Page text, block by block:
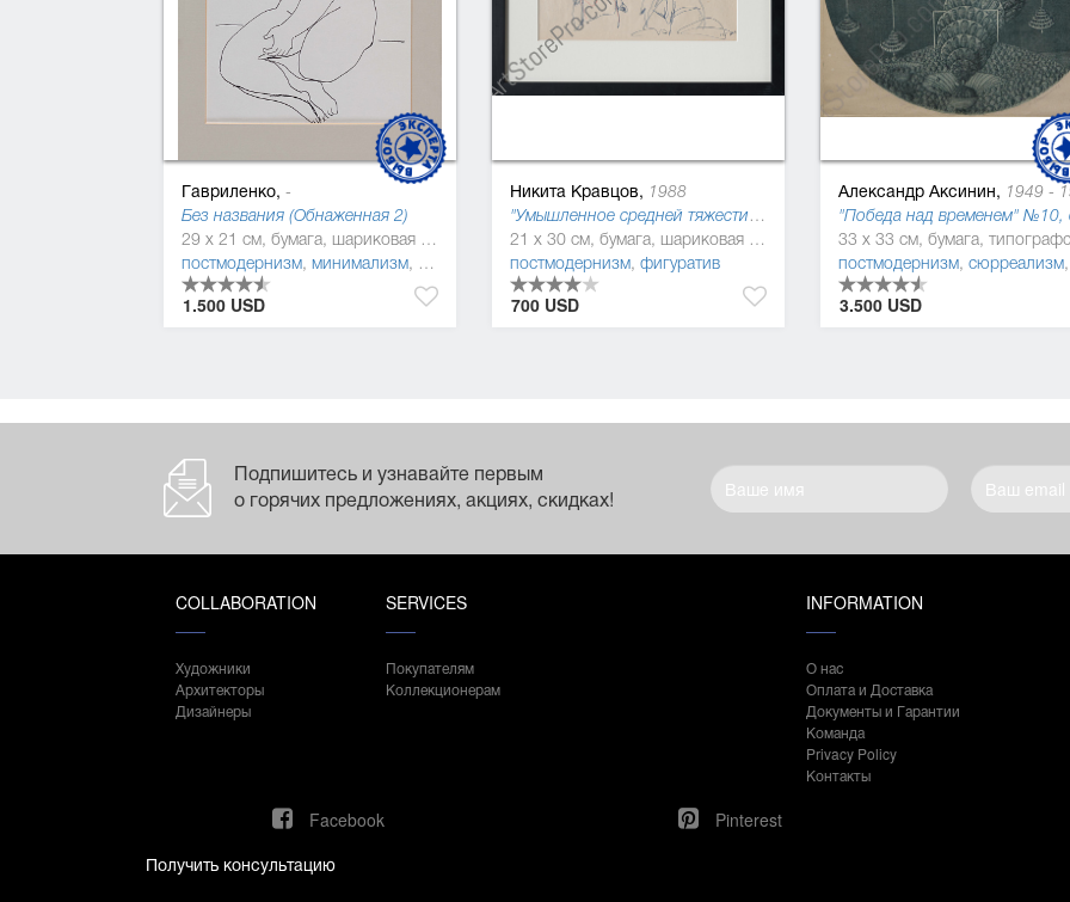
Гавриленко, -
Без названия (Обнаженная 2)
29 x 21 см, бумага, шариковая ручка
постмодернизм, минимализм, фигуратив
1.500 USD
Никита Кравцов, 1988
"Умышленное средней тяжести телесное повреждение" ("Криминальный кодекс Украины 2016"), 2015
21 x 30 см, бумага, шариковая ручка
постмодернизм, фигуратив
700 USD
Александр Аксинин, 1949 -
постмодернизм, сюрреализм,
3.500 USD
Подпишитесь и узнавайте первым
о горячих предложениях, акциях, скидках!
COLLABORATION
Художники
Архитекторы
Дизайнеры
SERVICES
Покупателям
Коллекционерам
INFORMATION
О нас
Оплата и Доставка
Документы и Гарантии
Команда
Privacy Policy
Контакты
Facebook Pinterest
Получить консультацию